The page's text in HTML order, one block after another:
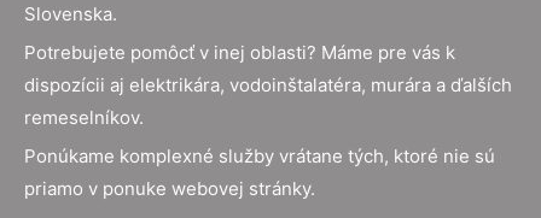
Slovenska.
Potrebujete pomôcť v inej oblasti? Máme pre vás k
dispozícii aj elektrikára, vodoinštalatéra, murára a ďalších
remeselníkov.
Ponúkame komplexné služby vrátane tých, ktoré nie sú
priamo v ponuke webovej stránky.